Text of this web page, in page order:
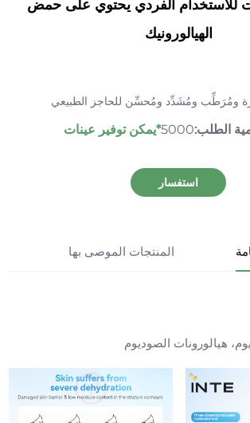
للاستخدام الفردي يحتوي على حمض
الهيالورونيك
ومُرَطِّب ومُشَدِّد ومُحسِّن للحاجز الطبيعي
الطلب:5000*يمكن توفير عينات
استفسار
المنتجات الموصى بها
هيالورونات الصوديوم